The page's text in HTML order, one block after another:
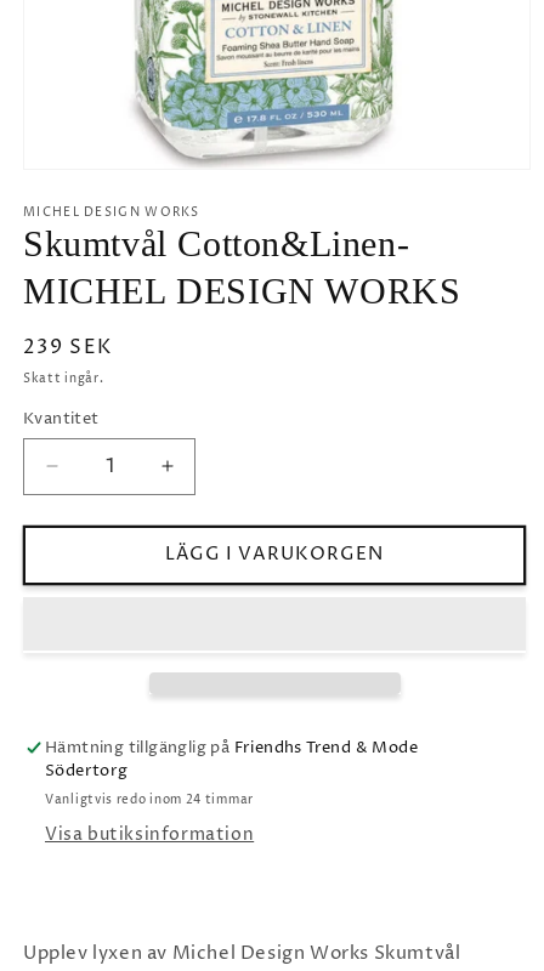
1
i
modalfönster
MICHEL DESIGN WORKS
Skumtvål Cotton&Linen-
MICHEL DESIGN WORKS
Ordinarie
pris
239 SEK
Skatt ingår.
Kvantitet
Minska
kvantitet
för
Cotton&amp;Linen-
Öka
kvantitet
för
Skumtvål
Cotton&amp;Linen-
LÄGG I VARUKORGEN
Hämtning tillgänglig på Friendhs Trend & Mode
Södertorg
Vanligtvis redo inom 24 timmar
Visa butiksinformation
Upplev lyxen av Michel Design Works Skumtvål